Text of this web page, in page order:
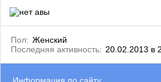
Пол: Женский
Последняя активность: 20.02.2013 в